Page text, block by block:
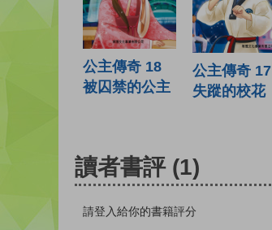
公主傳奇 18
被囚禁的公主
公主傳奇 17
失蹤的校花
讀者書評 (1)
請登入給你的書籍評分